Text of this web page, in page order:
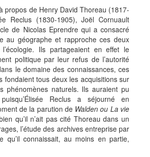
propos de Henry David Thoreau (1817-
Reclus (1830-1905), Joël Cornuault
de Nicolas Eprendre qui a consacré
au géographe et rapproche ces deux
Ils partageaient en effet le
politique par leur refus de l’autorité
le domaine des connaissances, ces
fondaient tous deux les acquisitions sur
phénomènes naturels. Ils auraient pu
Reclus a séjourné en
de la parution de Walden ou La vie
qu’il n’ait pas cité Thoreau dans un
l’étude des archives entreprise par
qu’il connaissait, au moins en partie,